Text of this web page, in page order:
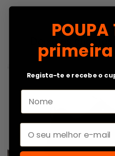
Deixe os
de 72
POUPA
Regista-te e recebe o
Email